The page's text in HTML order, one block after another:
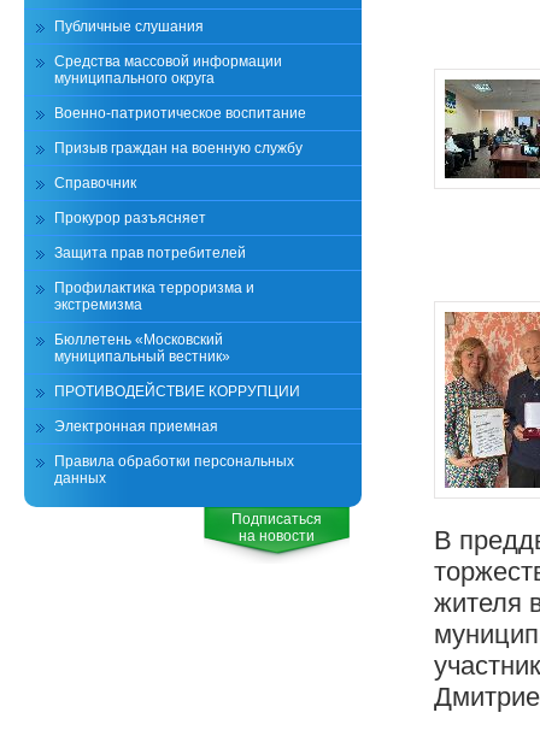
В
жителя
Публичные слушания
Средства массовой информации
муниципального округа
Военно-патриотическое воспитание
Призыв граждан на военную службу
Справочник
Прокурор разъясняет
Защита прав потребителей
Профилактика терроризма и
экстремизма
Бюллетень «Московский
муниципальный вестник»
ПРОТИВОДЕЙСТВИЕ КОРРУПЦИИ
Электронная приемная
Правила обработки персональных
данных
Подписаться
на новости